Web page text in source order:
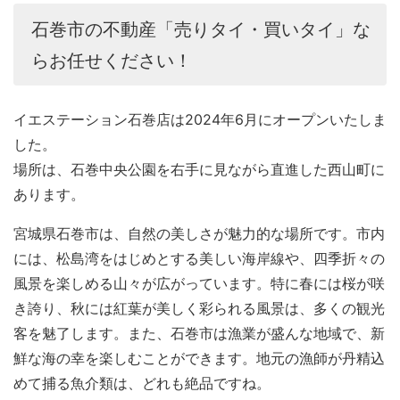
3．個人情報の安全保護
個人情報への不正アクセスや個人情報の盗難、紛失、
破壊、改ざん、漏洩(ろうえい)等を防ぐため、個人情
報の保存・管理・廃棄ルールの徹底、社内ルールを定
めて徹底し、 その予防に努めます。
4．法令・社内規定の遵守
当社は、個人情報に関する諸法令、所轄官庁の定める
諸規則の遵守に努めます。
5．苦情・相談への対応
石巻市の不動産「売りタイ・買いタイ」な
らお任せください！
イエステーション石巻店は2024年6月にオープンいたしま
した。
場所は、石巻中央公園を右手に見ながら直進した西山町に
あります。
宮城県石巻市は、自然の美しさが魅力的な場所です。市内
には、松島湾をはじめとする美しい海岸線や、四季折々の
風景を楽しめる山々が広がっています。特に春には桜が咲
き誇り、秋には紅葉が美しく彩られる風景は、多くの観光
客を魅了します。また、石巻市は漁業が盛んな地域で、新
鮮な海の幸を楽しむことができます。地元の漁師が丹精込
めて捕る魚介類は、どれも絶品ですね。